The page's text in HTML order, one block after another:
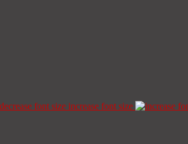
increase font size